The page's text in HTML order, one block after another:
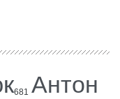
681 Антон